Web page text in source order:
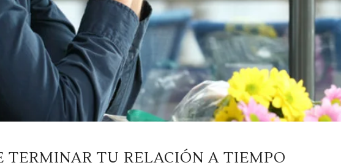
TERMINAR TU RELACIÓN A TIEMPO